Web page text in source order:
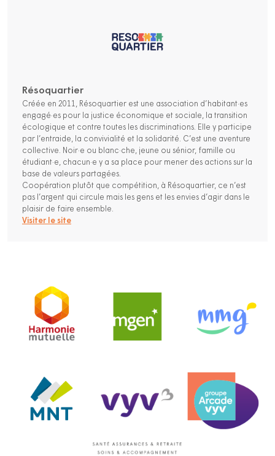
Résoquartier
Créée en 2011, Résoquartier est une association d’habitant·es
engagé·es pour la justice économique et sociale, la transition
écologique et contre toutes les discriminations. Elle y participe
par l’entraide, la convivialité et la solidarité. C’est une aventure
collective. Noir·e ou blanc·che, jeune ou sénior, famille ou
étudiant·e, chacun·e y a sa place pour mener des actions sur la
base de valeurs partagées.
Coopération plutôt que compétition, à Résoquartier, ce n’est
pas l’argent qui circule mais les gens et les envies d’agir dans le
plaisir de faire ensemble.
Visiter le site